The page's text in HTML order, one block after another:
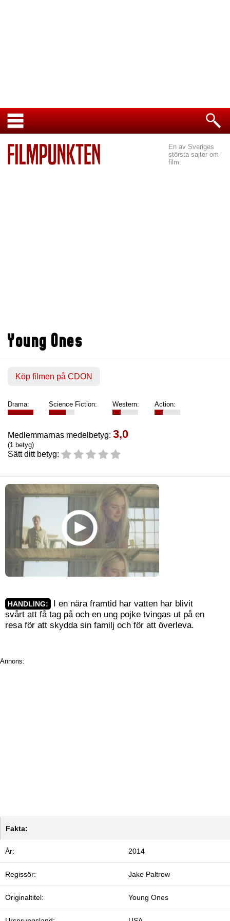
En av Sveriges
största sajter om
film.
Young Ones
Köp filmen på CDON
Drama: Science Fiction: Western: Action:
Medlemmarnas medelbetyg: 3,0
(1 betyg)
Sätt ditt betyg:
HANDLING:
I en nära framtid har vatten har blivit
svårt att få tag på och en ung pojke tvingas ut på en
resa för att skydda sin familj och för att överleva.
Annons:
Fakta:
År: 2014
Regissör: Jake Paltrow
Originaltitel: Young Ones